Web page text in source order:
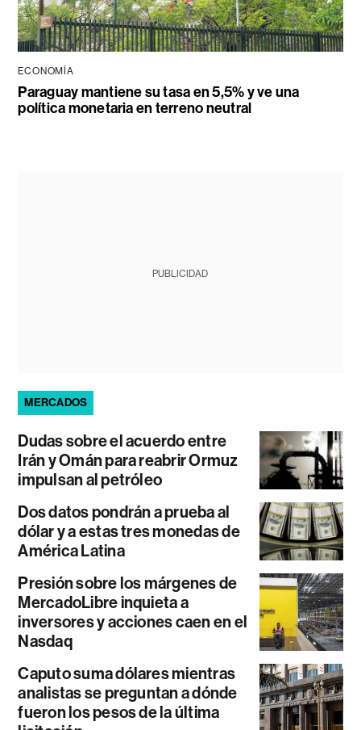
ECONOMÍA
Paraguay mantiene su tasa en 5,5% y ve una
política monetaria en terreno neutral
PUBLICIDAD
MERCADOS
Dudas sobre el acuerdo entre
Irán y Omán para reabrir Ormuz
impulsan al petróleo
Dos datos pondrán a prueba al
dólar y a estas tres monedas de
América Latina
Presión sobre los márgenes de
MercadoLibre inquieta a
inversores y acciones caen en el
Nasdaq
Caputo suma dólares mientras
analistas se preguntan a dónde
fueron los pesos de la última